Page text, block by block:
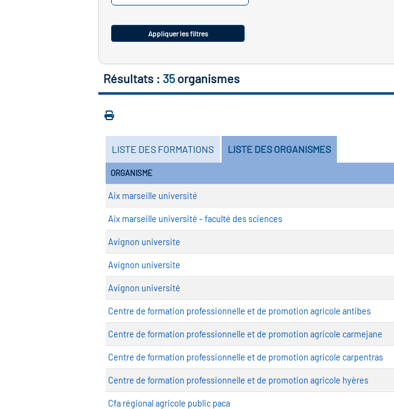
Appliquer les filtres
Résultats : 35 organismes
LISTE DES FORMATIONS LISTE DES ORGANISMES
ORGANISME
Aix marseille université
Aix marseille université - faculté des sciences
Avignon universite
Avignon universite
Avignon université
Centre de formation professionnelle et de promotion agricole antibes
Centre de formation professionnelle et de promotion agricole carmejane
Centre de formation professionnelle et de promotion agricole carpentras
Centre de formation professionnelle et de promotion agricole hyères
Cfa régional agricole public paca